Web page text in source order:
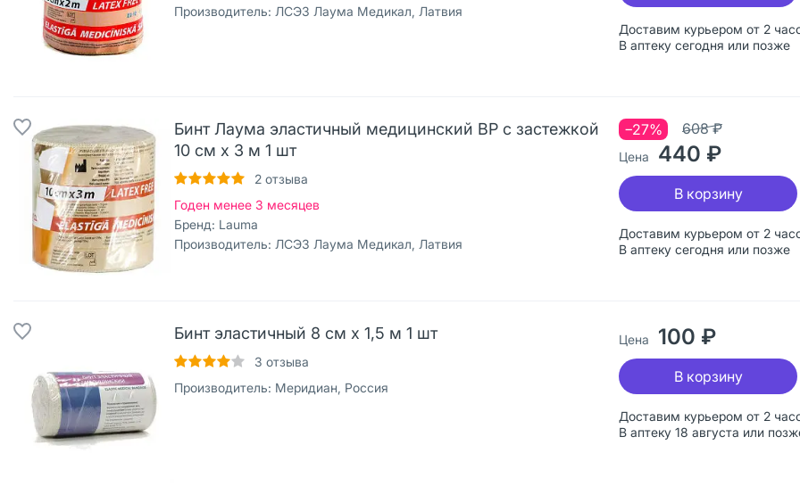
Производитель: ЛСЭЗ Лаума Медикал, Латвия
Доставим курьером от 2
В аптеку сегодня или позже
Бинт Лаума эластичный медицинский ВР с застежкой
10 см х 3 м 1 шт
2 отзыва
Годен менее 3 месяцев
Бренд: Lauma
Производитель: ЛСЭЗ Лаума Медикал, Латвия
Доставим курьером от 2
В аптеку сегодня или позже
Цена 440 ₽
608 ₽
−27%
В корзину
Бинт эластичный 8 см х 1,5 м 1 шт
3 отзыва
Производитель: Меридиан, Россия
Доставим курьером от 2
В аптеку 18 августа или
Цена 100 ₽
В корзину